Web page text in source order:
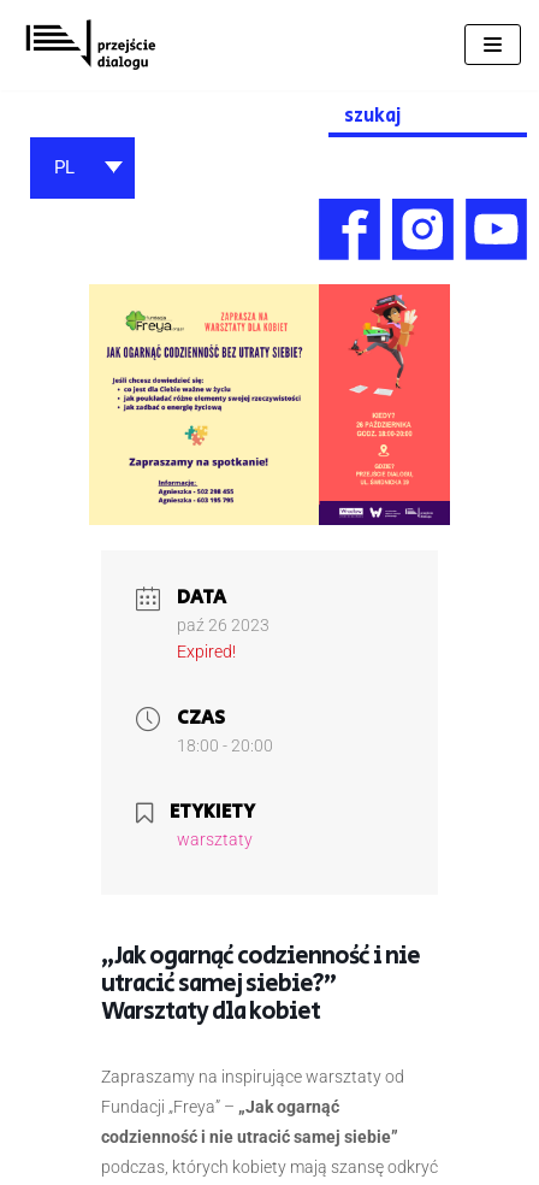
Przejdź
do
Search
for:
PL
DATA
paź 26 2023
Expired!
CZAS
18:00 - 20:00
ETYKIETY
warsztaty
„Jak ogarnąć codzienność i nie
utracić samej siebie?”
Warsztaty dla kobiet
Zapraszamy na inspirujące warsztaty od
Fundacji „Freya” – „Jak ogarnąć
codzienność i nie utracić samej siebie”
podczas, których kobiety mają szansę odkryć